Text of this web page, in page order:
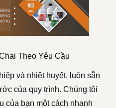
Theo Yêu Cầu
và nhiệt huyết, luôn sẵn
của quy trình. Chúng tôi
của bạn một cách nhanh